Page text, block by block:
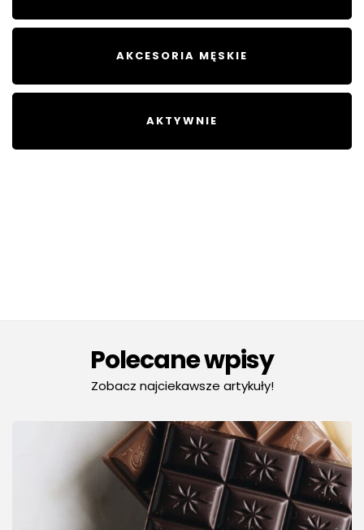
AKCESORIA MĘSKIE
AKTYWNIE
Polecane wpisy
Zobacz najciekawsze artykuły!